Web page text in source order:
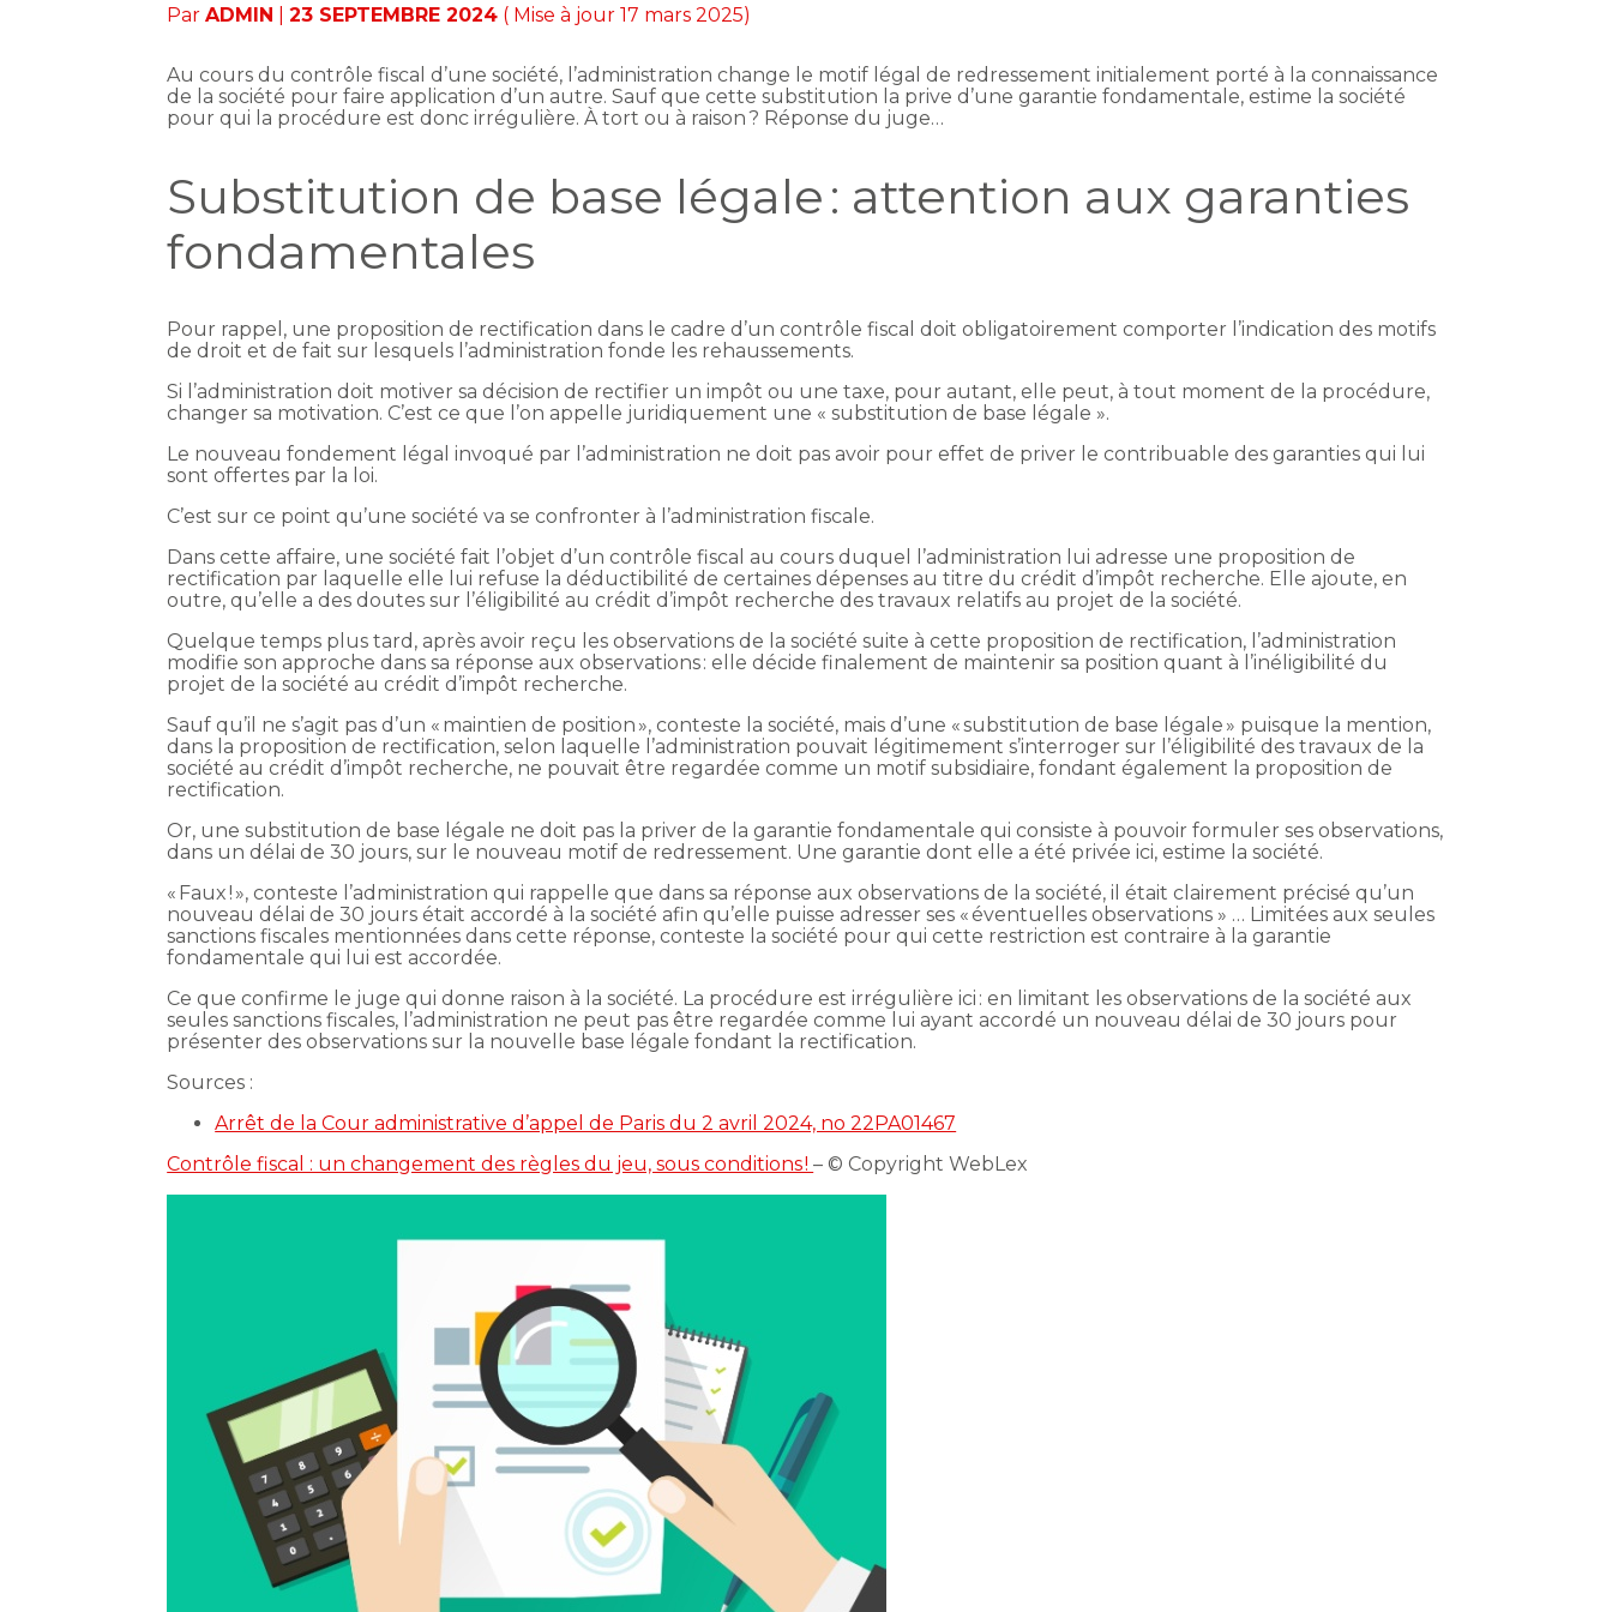
ParADMIN |23 SEPTEMBRE 2024 ( Mise à jour 17 mars 2025)
Au cours du contrôle fiscal d’une société, l’administration change le motif légal de redressement initialement porté à la connaissance
de la société pour faire application d’un autre. Sauf que cette substitution la prive d’une garantie fondamentale, estime la société
pour qui la procédure est donc irrégulière. À tort ou à raison ? Réponse du juge…
Substitution de base légale : attention aux garanties
fondamentales
Pour rappel, une proposition de rectification dans le cadre d’un contrôle fiscal doit obligatoirement comporter l’indication des motifs
de droit et de fait sur lesquels l’administration fonde les rehaussements.
Si l’administration doit motiver sa décision de rectifier un impôt ou une taxe, pour autant, elle peut, à tout moment de la procédure,
changer sa motivation. C’est ce que l’on appelle juridiquement une « substitution de base légale ».
Le nouveau fondement légal invoqué par l’administration ne doit pas avoir pour effet de priver le contribuable des garanties qui lui
sont offertes par la loi.
C’est sur ce point qu’une société va se confronter à l’administration fiscale.
Dans cette affaire, une société fait l’objet d’un contrôle fiscal au cours duquel l’administration lui adresse une proposition de
rectification par laquelle elle lui refuse la déductibilité de certaines dépenses au titre du crédit d’impôt recherche. Elle ajoute, en
outre, qu’elle a des doutes sur l’éligibilité au crédit d’impôt recherche des travaux relatifs au projet de la société.
Quelque temps plus tard, après avoir reçu les observations de la société suite à cette proposition de rectification, l’administration
modifie son approche dans sa réponse aux observations : elle décide finalement de maintenir sa position quant à l’inéligibilité du
projet de la société au crédit d’impôt recherche.
Sauf qu’il ne s’agit pas d’un « maintien de position », conteste la société, mais d’une « substitution de base légale » puisque la mention,
dans la proposition de rectification, selon laquelle l’administration pouvait légitimement s’interroger sur l’éligibilité des travaux de la
société au crédit d’impôt recherche, ne pouvait être regardée comme un motif subsidiaire, fondant également la proposition de
rectification.
Or, une substitution de base légale ne doit pas la priver de la garantie fondamentale qui consiste à pouvoir formuler ses observations,
dans un délai de 30 jours, sur le nouveau motif de redressement. Une garantie dont elle a été privée ici, estime la société.
« Faux ! », conteste l’administration qui rappelle que dans sa réponse aux observations de la société, il était clairement précisé qu’un
nouveau délai de 30 jours était accordé à la société afin qu’elle puisse adresser ses « éventuelles observations » … Limitées aux seules
sanctions fiscales mentionnées dans cette réponse, conteste la société pour qui cette restriction est contraire à la garantie
fondamentale qui lui est accordée.
Ce que confirme le juge qui donne raison à la société. La procédure est irrégulière ici : en limitant les observations de la société aux
seules sanctions fiscales, l’administration ne peut pas être regardée comme lui ayant accordé un nouveau délai de 30 jours pour
présenter des observations sur la nouvelle base légale fondant la rectification.
Sources :
Arrêt de la Cour administrative d’appel de Paris du 2 avril 2024, no 22PA01467
Contrôle fiscal : un changement des règles du jeu, sous conditions !– © Copyright WebLex